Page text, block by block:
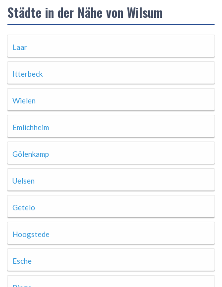
Städte in der Nähe von Wilsum
Laar
Itterbeck
Wielen
Emlichheim
Gölenkamp
Uelsen
Getelo
Hoogstede
Esche